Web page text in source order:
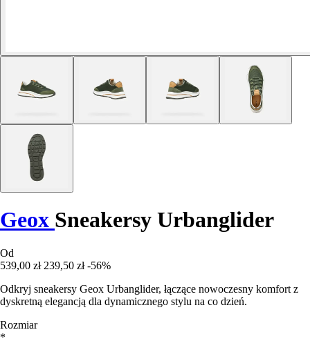
Geox Sneakersy Urbanglider
Od
539,00 zł 239,50 zł -56%
Odkryj sneakersy Geox Urbanglider, łączące nowoczesny komfort z
dyskretną elegancją dla dynamicznego stylu na co dzień.
Rozmiar
*